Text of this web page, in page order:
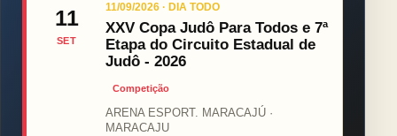
11
SET
11/09/2026 · DIA TODO
XXV Copa Judô Para Todos e 7ª
Etapa do Circuito Estadual de
Judô - 2026
Competição
ARENA ESPORT. MARACAJÚ ·
MARACAJU